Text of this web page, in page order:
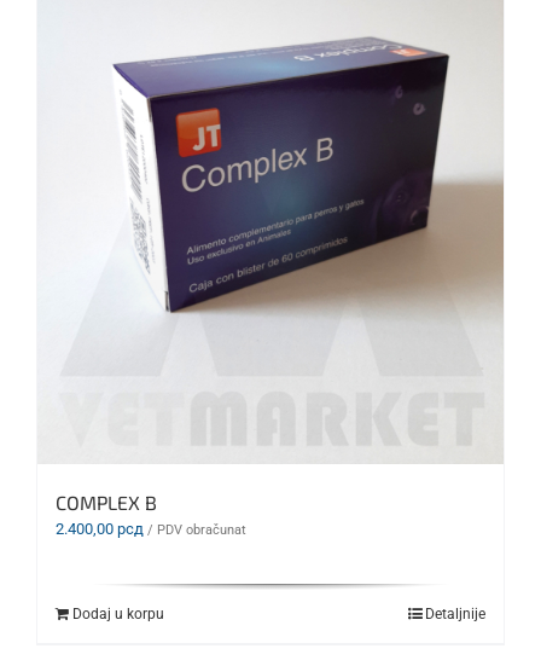
COMPLEX B
2.400,00 рсд / PDV obračunat
Dodaj u korpu Detaljnije